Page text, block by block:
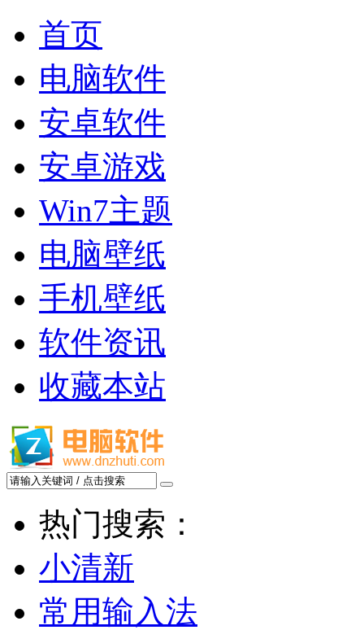
首页
电脑软件
安卓软件
安卓游戏
Win7主题
电脑壁纸
手机壁纸
软件资讯
收藏本站
热门搜索：
小清新
常用输入法